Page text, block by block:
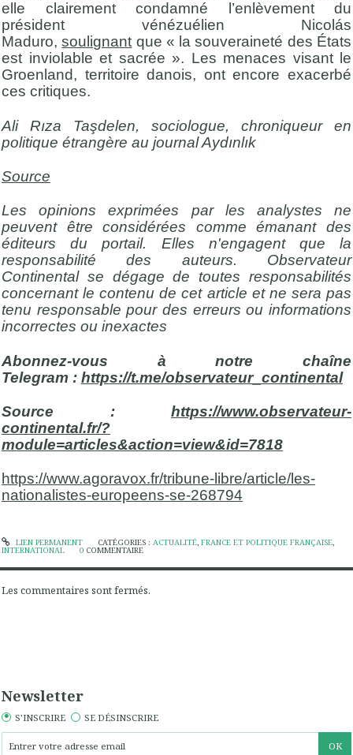
elle clairement condamné l’enlèvement du
président vénézuélien Nicolás
Maduro,soulignant que « la souveraineté des États
est inviolable et sacrée ». Les menaces visant le
Groenland, territoire danois, ont encore exacerbé
ces critiques.
Ali Rıza Taşdelen, sociologue, chroniqueur en
politique étrangère au journal Aydınlık
Source
Les opinions exprimées par les analystes ne
peuvent être considérées comme émanant des
éditeurs du portail. Elles n'engagent que la
responsabilité des auteurs. Observateur
Continental se dégage de toutes responsabilités
concernant le contenu de cet article et ne sera pas
tenu responsable pour des erreurs ou informations
incorrectes ou inexactes
Abonnez-vous à notre chaîne
Telegram : https://t.me/observateur_continental
Source : https://www.observateur-
continental.fr/?
module=articles&action=view&id=7818
https://www.agoravox.fr/tribune-libre/article/les-
nationalistes-europeens-se-268794
LIEN PERMANENT CATÉGORIES : ACTUALITÉ, FRANCE ET POLITIQUE FRANÇAISE,
INTERNATIONAL 0 COMMENTAIRE
Les commentaires sont fermés.
Newsletter
S'INSCRIRE SE DÉSINSCRIRE